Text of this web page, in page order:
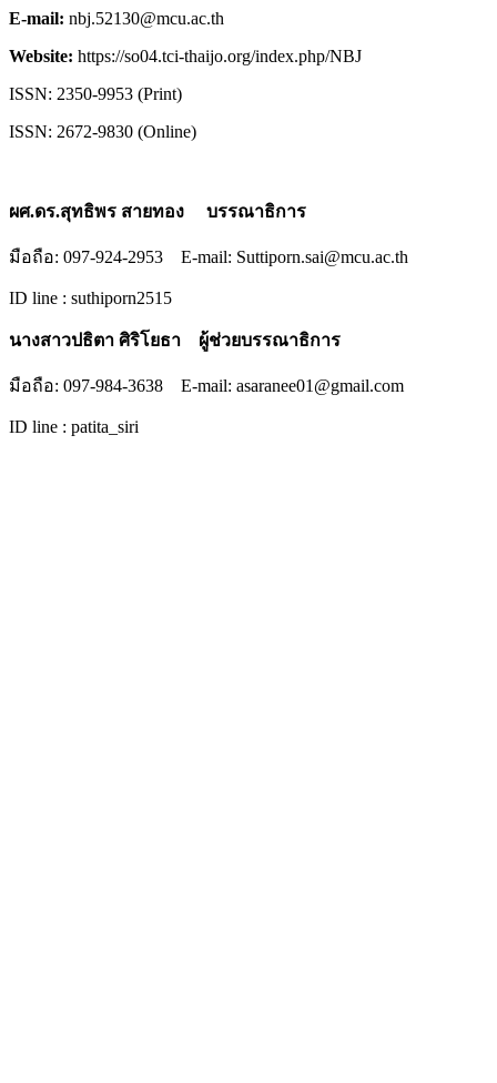
E-mail: nbj.52130@mcu.ac.th
Website: https://so04.tci-thaijo.org/index.php/NBJ
ISSN: 2350-9953 (Print)
ISSN: 2672-9830 (Online)
ผศ.ดร.สุทธิพร สายทอง บรรณาธิการ
มือถือ: 097-924-2953 E-mail: Suttiporn.sai@mcu.ac.th
ID line : suthiporn2515
นางสาวปธิตา ศิริโยธา ผู้ช่วยบรรณาธิการ
มือถือ: 097-984-3638 E-mail: asaranee01@gmail.com
ID line : patita_siri